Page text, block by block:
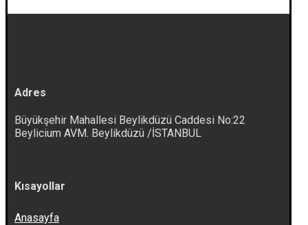
Adres
Büyükşehir Mahallesi Beylikdüzü Caddesi No:22
Beylicium AVM. Beylikdüzü /İSTANBUL
Kısayollar
Anasayfa